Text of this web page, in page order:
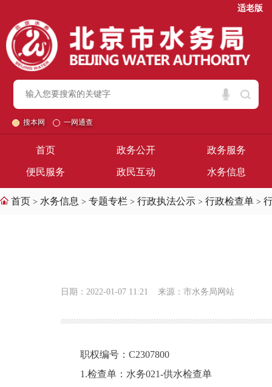
适老版
搜本网 一网通查
首页 政务公开 政务服务
便民服务 政民互动 水务信息
首页 > 水务信息 > 专题专栏 > 行政执法公示 > 行政检查单 >
日期：2022-01-07 11:21 来源：市水务局网站
职权编号：C2307800
1.检查单：水务021-供水检查单